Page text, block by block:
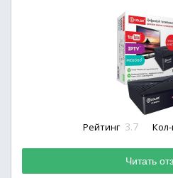
Рейтинг 3.7
Читать